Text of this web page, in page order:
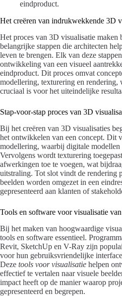
eindproduct.
Het creëren van indrukwekkende 3D
Het proces van 3D visualisatie maken
belangrijke stappen die architecten
leven te brengen. Elk van deze
ontwikkeling van een visueel
eindproduct. Dit proces omvat
modellering, texturering en rendering,
cruciaal is voor het uiteindelijke
Stap-voor-stap proces van 3D
Bij het creëren van 3D visualisaties
het ontwikkelen van een concept. Dit
modellering, waarbij digitale modellen
Vervolgens wordt texturering
afwerkingen toe te voegen, wat
uitstraling. Tot slot vindt de rendering
beelden worden omgezet in een
gepresenteerd aan klanten of
Tools en software voor visualisatie
Bij het maken van hoogwaardige
tools en software essentieel.
Revit, SketchUp en V-Ray zijn
voor hun gebruiksvriendelijke
Deze tools voor visualisatie helpen
effectief te vertalen naar visuele
impact heeft op de manier waarop
gepresenteerd en begrepen.